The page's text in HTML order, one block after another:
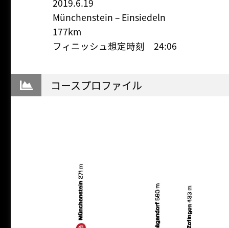
2019.6.19
Münchenstein – Einsiedeln
177km
フィニッシュ想定時刻 24:06
コースプロファイル